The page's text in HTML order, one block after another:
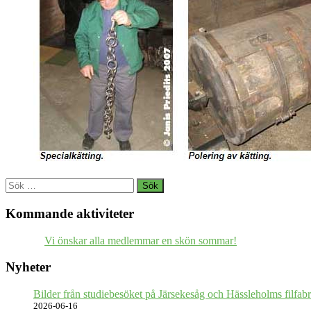
Sök
efter:
Kommande aktiviteter
Vi önskar alla medlemmar en skön sommar!
Nyheter
Bilder från studiebesöket på Järsekesåg och Hässleholms
2026-06-16